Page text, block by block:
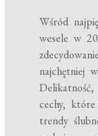
Wśród
wesele w
najchętniej
cechy,
trendy